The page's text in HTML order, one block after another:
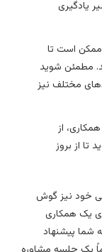
است تا
شوید
نیز
از
بروز
نیز گوش
همکاری